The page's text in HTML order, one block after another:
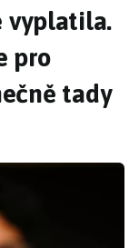
vyplatila.
pro
tady